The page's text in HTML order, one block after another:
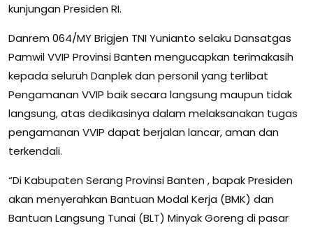
kunjungan Presiden RI.
Danrem 064/MY Brigjen TNI Yunianto selaku Dansatgas
Pamwil VVIP Provinsi Banten mengucapkan terimakasih
kepada seluruh Danplek dan personil yang terlibat
Pengamanan VVIP baik secara langsung maupun tidak
langsung, atas dedikasinya dalam melaksanakan tugas
pengamanan VVIP dapat berjalan lancar, aman dan
terkendali.
“Di Kabupaten Serang Provinsi Banten , bapak Presiden
akan menyerahkan Bantuan Modal Kerja (BMK) dan
Bantuan Langsung Tunai (BLT) Minyak Goreng di pasar